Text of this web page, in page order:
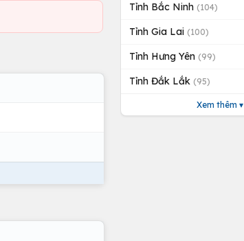
Tỉnh Bắc Ninh (104)
Tỉnh Gia Lai (100)
Tỉnh Hưng Yên (99)
Tỉnh Đắk Lắk (95)
Xem thêm ▾